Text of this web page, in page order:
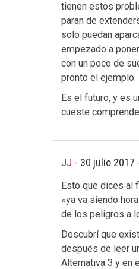
tienen estos
paran de
solo puedan
empezado a
con un poco de
pronto el ejemplo.
Es el futuro, y es
cueste
JJ - 30 julio 2017
Esto que dices al
«ya va siendo
de los peligros a
Descubrí que
después de leer
Alternativa 3 y en